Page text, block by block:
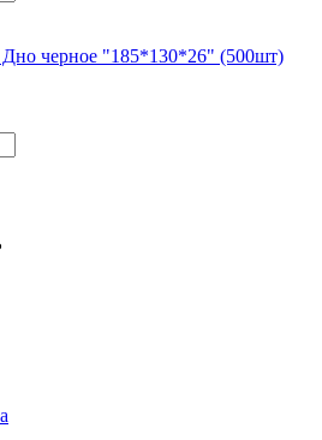
черное "185*130*26" (500шт)